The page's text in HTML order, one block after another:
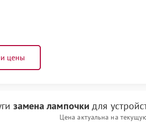
цены
замена лампочки для
Цена актуальна на